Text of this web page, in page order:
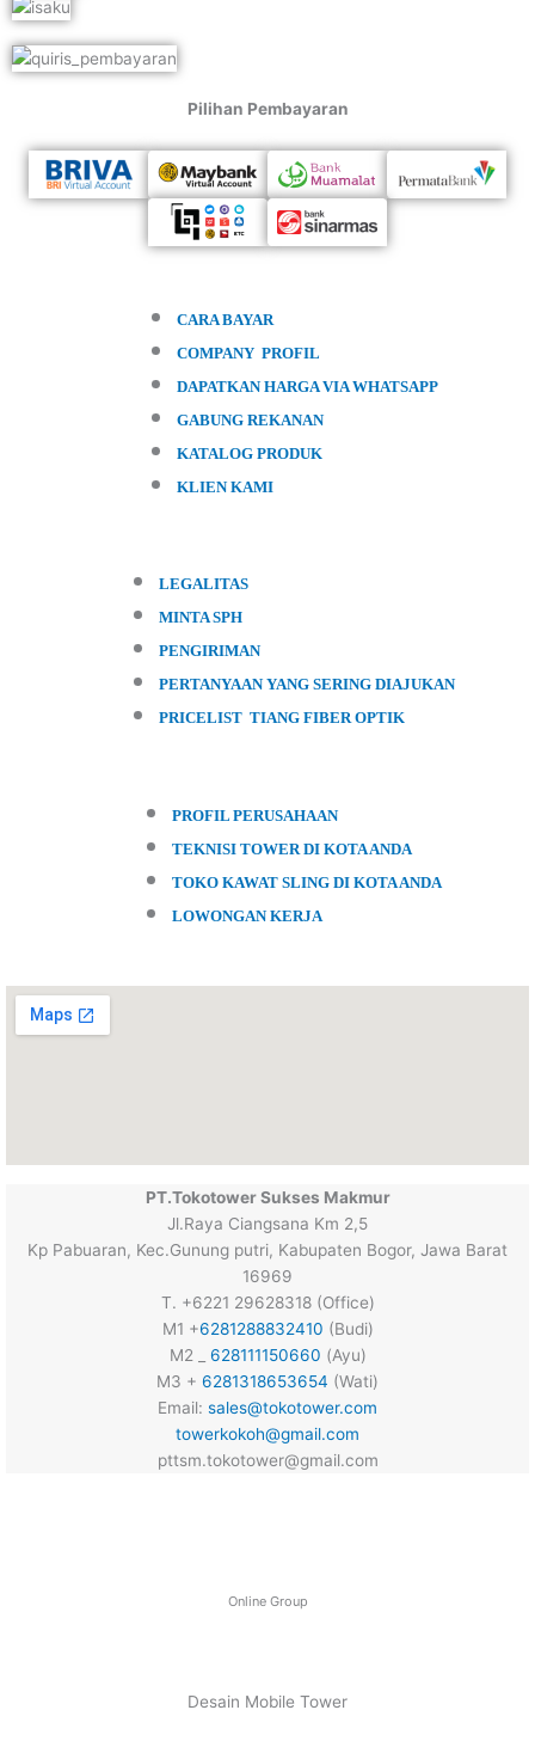
Pilihan Pembayaran
CARA BAYAR
COMPANY PROFIL
DAPATKAN HARGA VIA WHATSAPP
GABUNG REKANAN
KATALOG PRODUK
KLIEN KAMI
LEGALITAS
MINTA SPH
PENGIRIMAN
PERTANYAAN YANG SERING DIAJUKAN
PRICELIST TIANG FIBER OPTIK
PROFIL PERUSAHAAN
TEKNISI TOWER DI KOTA ANDA
TOKO KAWAT SLING DI KOTA ANDA
LOWONGAN KERJA
PT.Tokotower Sukses Makmur
Jl.Raya Ciangsana Km 2,5
Kp Pabuaran, Kec.Gunung putri, Kabupaten Bogor, Jawa Barat
16969
T. +6221 29628318 (Office)
M1 +6281288832410 (Budi)
M2 _ 628111150660 (Ayu)
M3 + 6281318653654 (Wati)
Email: sales@tokotower.com
towerkokoh@gmail.com
pttsm.tokotower@gmail.com
Online Group
Desain Mobile Tower